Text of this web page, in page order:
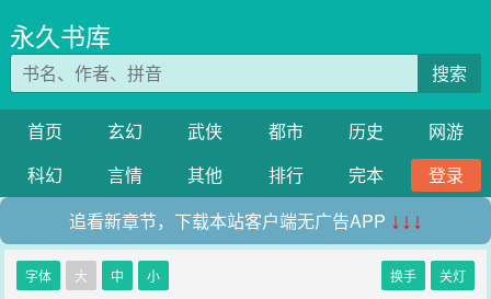
永久书库
搜索
首页 玄幻 武侠 都市 历史
网游
科幻
言情 其他 排行 完本
登录
追看新章节，下载本站客户端无广告APP ↓↓↓
字体 大 中 小 换手 关灯